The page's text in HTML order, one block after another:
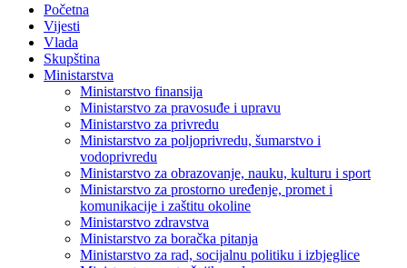
Početna
Vijesti
Vlada
Skupština
Ministarstva
Ministarstvo finansija
Ministarstvo za pravosuđe i upravu
Ministarstvo za privredu
Ministarstvo za poljoprivredu, šumarstvo i
vodoprivredu
Ministarstvo za obrazovanje, nauku, kulturu i sport
Ministarstvo za prostorno uređenje, promet i
komunikacije i zaštitu okoline
Ministarstvo zdravstva
Ministarstvo za boračka pitanja
Ministarstvo za rad, socijalnu politiku i izbjeglice